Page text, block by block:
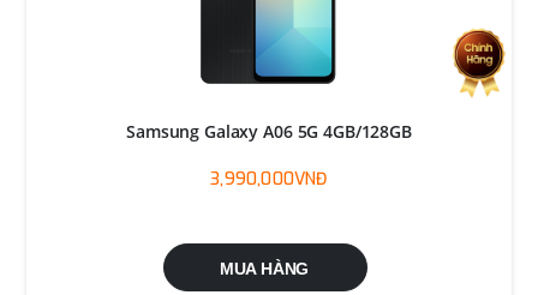
Samsung Galaxy A06 5G 4GB/128GB
3,990,000VNĐ
MUA HÀNG